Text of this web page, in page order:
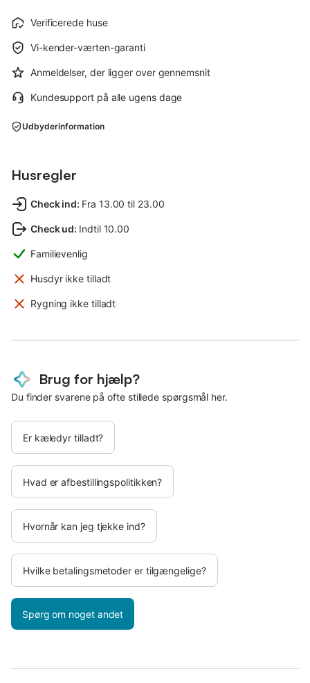
Verificerede huse
Vi-kender-værten-garanti
Anmeldelser, der ligger over gennemsnit
Kundesupport på alle ugens dage
Udbyderinformation
Husregler
Check ind: Fra 13.00 til 23.00
Check ud: Indtil 10.00
Familievenlig
Husdyr ikke tilladt
Rygning ikke tilladt
Brug for hjælp?
Du finder svarene på ofte stillede spørgsmål her.
Er kæledyr tilladt?
Hvad er afbestillingspolitikken?
Hvornår kan jeg tjekke ind?
Hvilke betalingsmetoder er tilgængelige?
Spørg om noget andet